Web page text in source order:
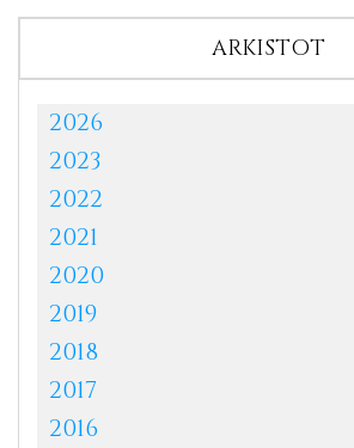
ARKISTOT
2026
2023
2022
2021
2020
2019
2018
2017
2016